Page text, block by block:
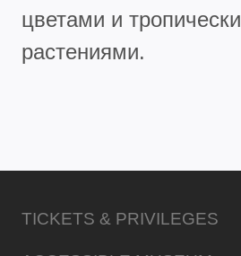
цветами и
растениями.
TICKETS & PRIVILEGES